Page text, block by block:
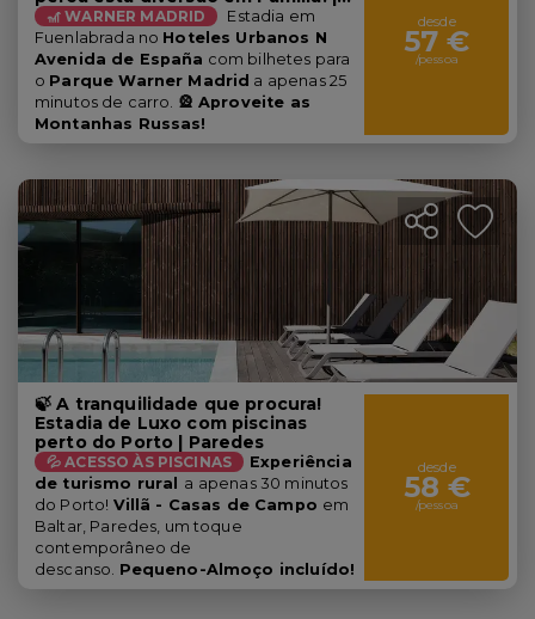
Madrid
🎢 WARNER MADRID
Estadia em
Fuenlabrada no Hoteles Urbanos N
Avenida de España com bilhetes para
o Parque Warner Madrid a apenas 25
minutos de carro. 🎡 Aproveite as
Montanhas Russas!
desde
57 €
/pessoa
🍃 A tranquilidade que procura!
Estadia de Luxo com piscinas
perto do Porto | Paredes
💦 ACESSO ÀS PISCINAS Experiência
de turismo rural
a apenas 30 minutos
do Porto! Villã - Casas de Campo em
Baltar, Paredes, um toque
contemporâneo de
descanso. Pequeno-Almoço incluído!
desde
58 €
/pessoa